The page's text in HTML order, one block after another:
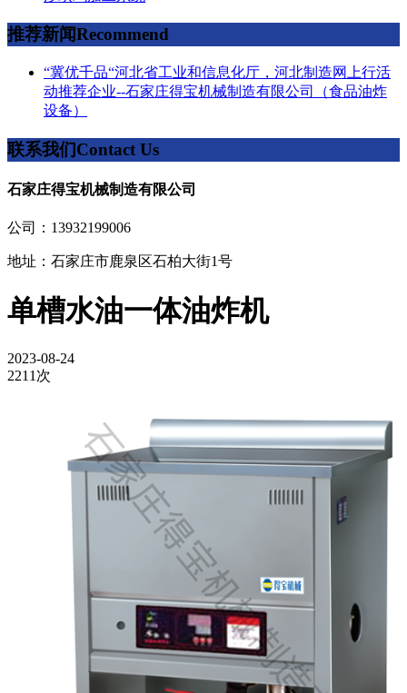
推荐新闻Recommend
“冀优千品“河北省工业和信息化厅，河北制造网上行活
动推荐企业--石家庄得宝机械制造有限公司（食品油炸
设备）
联系我们Contact Us
石家庄得宝机械制造有限公司
公司：13932199006
地址：石家庄市鹿泉区石柏大街1号
单槽水油一体油炸机
2023-08-24
2211次